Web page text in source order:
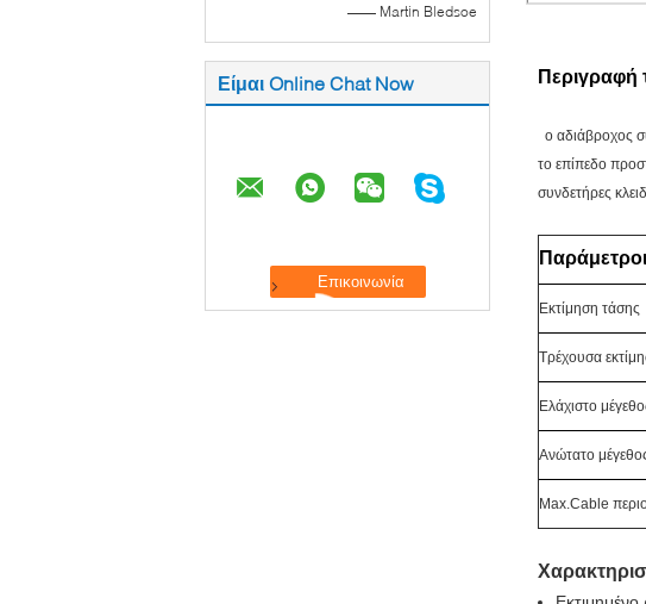
—— Martin Bledsoe
Είμαι Online Chat Now
ο αδιάβροχος
το επίπεδο
συνδετήρες
Εκτίμηση τάσης
Τρέχουσα
Ελάχιστο
Ανώτατο
Max.Cable